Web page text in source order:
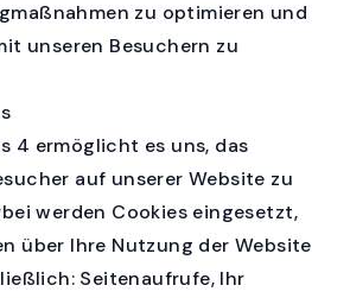
zu optimieren und
unseren Besuchern zu
4 ermöglicht es uns, das
auf unserer Website zu
werden Cookies eingesetzt,
über Ihre Nutzung der Website
Seitenaufrufe, Ihr